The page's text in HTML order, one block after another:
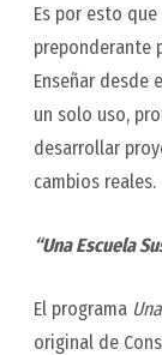
Es por esto
preponderante
Enseñar desde
un solo uso,
desarrollar
cambios reales.
“Una Escuela
El programa
original de